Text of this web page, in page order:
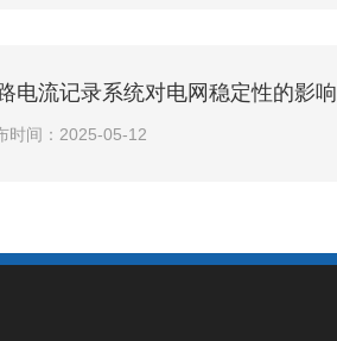
电流记录系统对电网稳定性的影响
时间：2025-05-12